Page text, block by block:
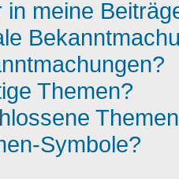
in meine
Themen?
Symbole?